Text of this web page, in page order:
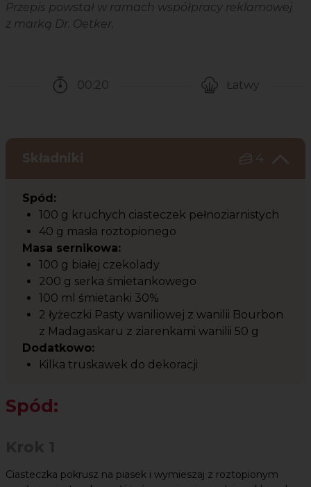
Przepis powstał w ramach współpracy reklamowej
z marką Dr. Oetker.
00:20
Łatwy
Składniki 4
Spód:
100 g kruchych ciasteczek pełnoziarnistych
40 g masła roztopionego
Masa sernikowa:
100 g białej czekolady
200 g serka śmietankowego
100 ml śmietanki 30%
2 łyżeczki Pasty waniliowej z wanilii Bourbon
z Madagaskaru z ziarenkami wanilii 50 g
Dodatkowo:
Kilka truskawek do dekoracji
Spód:
Ciasteczka pokrusz na piasek i wymieszaj z roztopionym